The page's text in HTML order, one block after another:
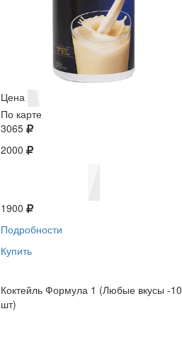
Цена
По карте
3065
2000
1900
Подробности
Купить
Коктейль Формула 1 (Любые вкусы -10
шт)